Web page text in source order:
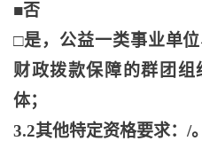
■否
□是，公益一类事业单
财政拨款保障的群团
体；
3.2其他特定资格要求：/。